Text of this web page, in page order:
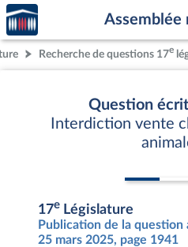
Aller au contenu
Aller en bas de la page
Accèder
à la
page
d'accueil
Assemblée
Recherche de questions 17e
Question
Interdiction vente
17e Législature
Publication de la question
25 mars 2025, page 1941